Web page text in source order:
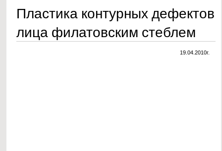
Пластика контурных дефектов
лица филатовским стеблем
19.04.2010г.